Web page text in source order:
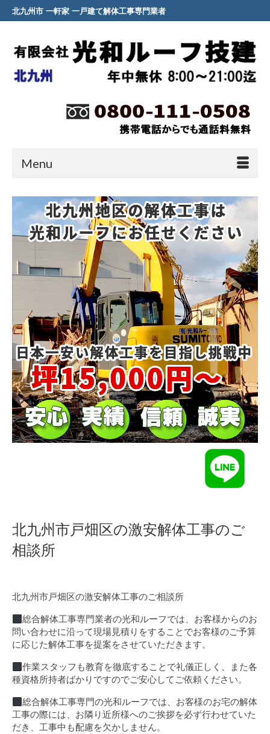
北九州市 一軒家 一戸建て解体工事専門業者
Menu
北九州市戸畑区の激安解体工事のご
相談所
北九州市戸畑区の激安解体工事のご相談所
総合解体工事専門業者の光和ルーフでは、お客様からのお
問い合わせに沿って現場見積りをすることでお客様のご予算
に応じた解体工事を提案をさせていただきます。
作業スタッフも教育を徹底することで礼儀正しく、また各
種資格所持者ばかりですのでご安心してご依頼ください。
総合解体工事専門の光和ルーフでは、お客様のお宅の解体
工事の際には、お隣り近所様へのご挨拶を必ず行わせていた
だき、工事中も配慮を欠かしません。